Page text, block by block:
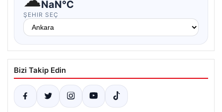
NaN°C
ŞEHIR SEÇ
Bizi Takip Edin